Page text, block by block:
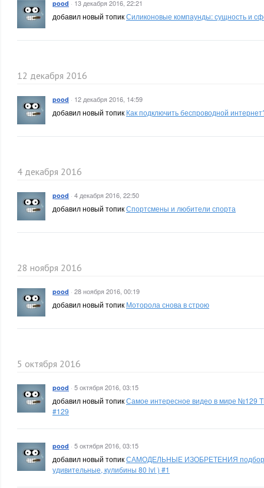
pood · 13 декабря 2016, 22:21
добавил новый топикСиликоновые компаунды: сущность и
12 декабря 2016
pood · 12 декабря 2016, 14:59
добавил новый топик Как подключить беспроводной
4 декабря 2016
pood · 4 декабря 2016, 22:50
добавил новый топикСпортсмены и любители спорта
28 ноября 2016
pood · 28 ноября 2016, 00:19
добавил новый топик Моторола снова в строю
5 октября 2016
pood · 5 октября 2016, 03:15
добавил новый топикСамое интересное видео в мире №129
#129
pood · 5 октября 2016, 03:15
добавил новый топикСАМОДЕЛЬНЫЕ ИЗОБРЕТЕНИЯ
удивительные, кулибины 80 lvl ) #1